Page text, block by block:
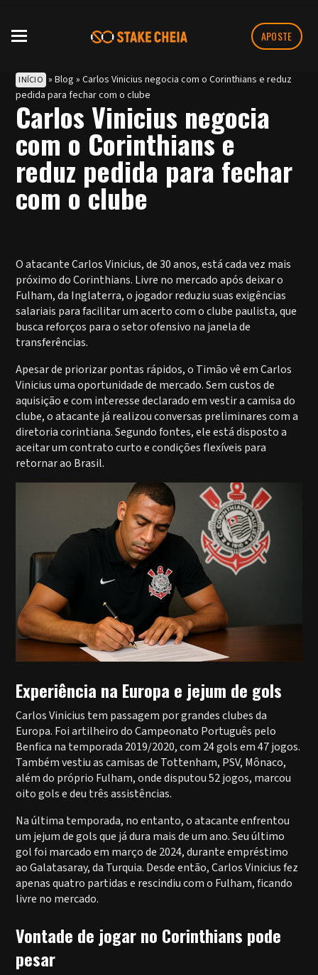
APOSTE
INÍCIO » Blog » Carlos Vinicius negocia com o Corinthians e reduz
pedida para fechar com o clube
Carlos Vinicius negocia
com o Corinthians e
reduz pedida para fechar
com o clube
O atacante Carlos Vinicius, de 30 anos, está cada vez mais
próximo do Corinthians. Livre no mercado após deixar o
Fulham, da Inglaterra, o jogador reduziu suas exigências
salariais para facilitar um acerto com o clube paulista, que
busca reforços para o setor ofensivo na janela de
transferências.
Apesar de priorizar pontas rápidos, o Timão vê em Carlos
Vinicius uma oportunidade de mercado. Sem custos de
aquisição e com interesse declarado em vestir a camisa do
clube, o atacante já realizou conversas preliminares com a
diretoria corintiana. Segundo fontes, ele está disposto a
aceitar um contrato curto e condições flexíveis para
retornar ao Brasil.
Experiência na Europa e jejum de gols
Carlos Vinicius tem passagem por grandes clubes da
Europa. Foi artilheiro do Campeonato Português pelo
Benfica na temporada 2019/2020, com 24 gols em 47 jogos.
Também vestiu as camisas de Tottenham, PSV, Mônaco,
além do próprio Fulham, onde disputou 52 jogos, marcou
oito gols e deu três assistências.
Na última temporada, no entanto, o atacante enfrentou
um jejum de gols que já dura mais de um ano. Seu último
gol foi marcado em março de 2024, durante empréstimo
ao Galatasaray, da Turquia. Desde então, Carlos Vinicius fez
apenas quatro partidas e rescindiu com o Fulham, ficando
livre no mercado.
Vontade de jogar no Corinthians pode
pesar